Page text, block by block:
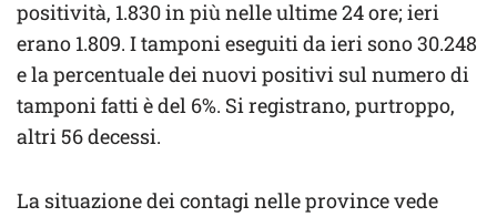
positività, 1.830 in più nelle ultime 24 ore; ieri
erano 1.809. I tamponi eseguiti da ieri sono 30.248
e la percentuale dei nuovi positivi sul numero di
tamponi fatti è del 6%. Si registrano, purtroppo,
altri 56 decessi.
La situazione dei contagi nelle province vede